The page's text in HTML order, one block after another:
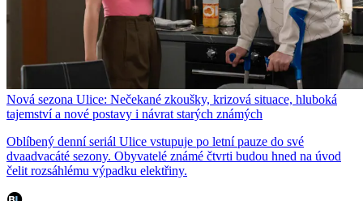
Nová sezona Ulice: Nečekané zkoušky, krizová situace, hluboká
tajemství a nové postavy i návrat starých známých
Oblíbený denní seriál Ulice vstupuje po letní pauze do své
dvaadvacáté sezony. Obyvatelé známé čtvrti budou hned na úvod
čelit rozsáhlému výpadku elektřiny.